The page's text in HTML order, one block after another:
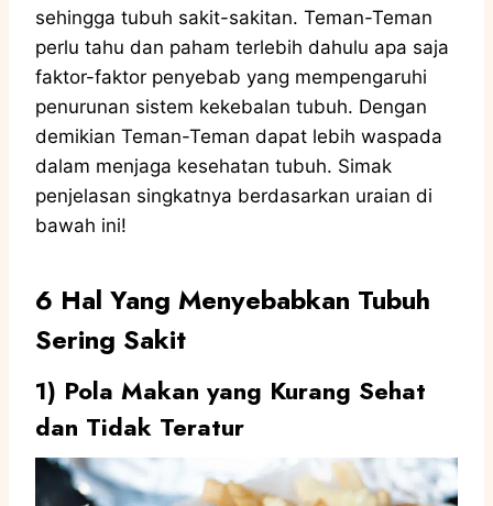
sehingga tubuh sakit-sakitan. Teman-Teman
perlu tahu dan paham terlebih dahulu apa saja
faktor-faktor penyebab yang mempengaruhi
penurunan sistem kekebalan tubuh. Dengan
demikian Teman-Teman dapat lebih waspada
dalam menjaga kesehatan tubuh. Simak
penjelasan singkatnya berdasarkan uraian di
bawah ini!
6 Hal Yang Menyebabkan Tubuh
Sering Sakit
1) Pola Makan yang Kurang Sehat
dan Tidak Teratur